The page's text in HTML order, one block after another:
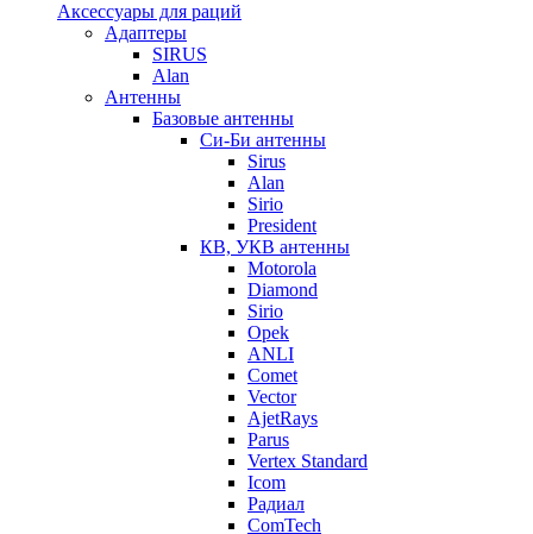
Аксессуары для раций
Адаптеры
SIRUS
Alan
Антенны
Базовые антенны
Си-Би антенны
Sirus
Alan
Sirio
President
КВ, УКВ антенны
Motorola
Diamond
Sirio
Opek
ANLI
Comet
Vector
AjetRays
Parus
Vertex Standard
Icom
Радиал
ComTech